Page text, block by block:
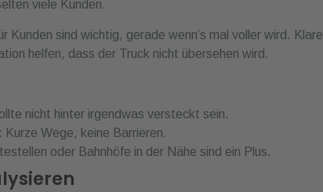
viele Kunden.
Kunden sind wichtig, gerade wenn’s mal voller wird. Klare
helfen, dass der Truck nicht übersehen wird.
nicht hinter irgendwas versteckt sein.
Kurze Wege, keine Barrieren.
oder Bahnhöfe in der Nähe sind ein Plus.